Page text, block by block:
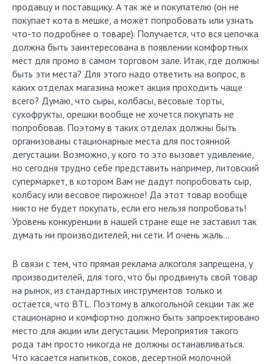
продавцу и поставщику. А так же и покупателю (он не
покупает кота в мешке, а может попробовать или узнать
что-то подробнее о товаре). Получается, что вся цепочка
должна быть заинтересована в появлении комфортных
мест для промо в самом торговом зале. Итак, где должны
быть эти места? Для этого надо ответить на вопрос, в
каких отделах магазина может акция проходить чаще
всего? Думаю, что сыры, колбасы, весовые торты,
сухофрукты, орешки вообще не хочется покупать не
попробовав. Поэтому в таких отделах должны быть
организованы стационарные места для постоянной
дегустации. Возможно, у кого то это вызовет удивление,
но сегодня трудно себе представить например, литовский
супермаркет, в котором Вам не дадут попробовать сыр,
колбасу или весовое пирожное! Да этот товар вообще
никто не будет покупать, если его нельзя попробовать!
Уровень конкуренции в нашей стране еще не заставил так
думать ни производителей, ни сети. И очень жаль…
В связи с тем, что прямая реклама алкоголя запрещена, у
производителей, для того, что бы продвинуть свой товар
на рынок, из стандартных инструментов только и
остается, что BTL. Поэтому в алкогольной секции так же
стационарно и комфортно должно быть запроектировано
место для акции или дегустации. Мероприятия такого
рода там просто никогда не должны останавливаться.
Что касается напитков, соков, десертной молочной